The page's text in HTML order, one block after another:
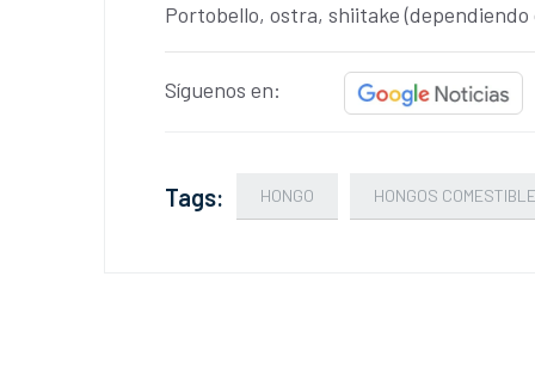
Portobello, ostra, shiitake
Síguenos en:
Tags: HONGO HONGOS